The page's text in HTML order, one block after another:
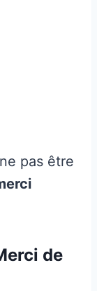
pas être
de